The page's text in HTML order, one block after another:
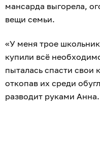
мансарда выгорела,
вещи семьи.
«У меня трое
купили всё
пыталась спасти свои
откопав их среди
разводит руками Анна.